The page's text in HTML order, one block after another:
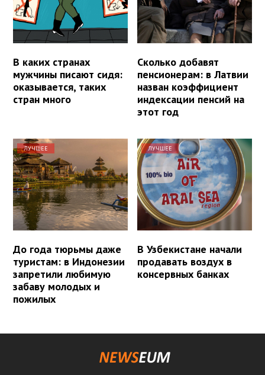
В каких странах
мужчины писают сидя:
оказывается, таких
стран много
Сколько добавят
пенсионерам: в Латвии
назван коэффициент
индексации пенсий на
этот год
ЛУЧШЕЕ
До года тюрьмы даже
туристам: в Индонезии
запретили любимую
забаву молодых и
пожилых
ЛУЧШЕЕ
В Узбекистане начали
продавать воздух в
консервных банках